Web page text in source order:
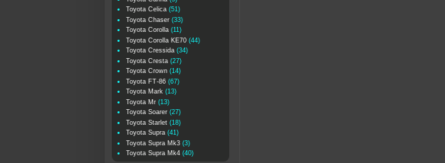
Toyota Celica (51)
Toyota Chaser (33)
Toyota Corolla (11)
Toyota Corolla KE70 (44)
Toyota Cressida (34)
Toyota Cresta (27)
Toyota Crown (14)
Toyota FT-86 (67)
Toyota Mark (13)
Toyota Mr (13)
Toyota Soarer (27)
Toyota Starlet (18)
Toyota Supra (41)
Toyota Supra Mk3 (3)
Toyota Supra Mk4 (40)